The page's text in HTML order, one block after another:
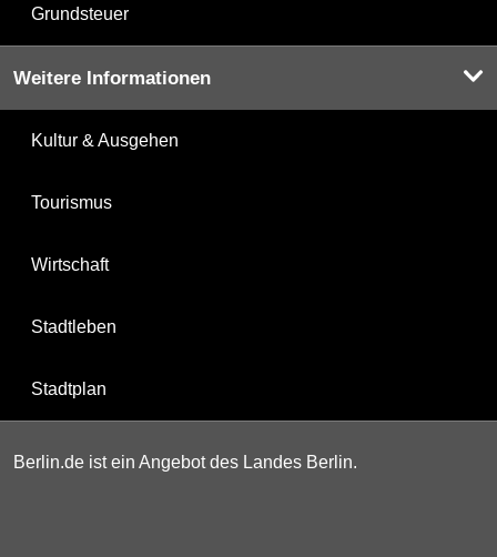
Grundsteuer
Weitere Informationen
Kultur & Ausgehen
Tourismus
Wirtschaft
Stadtleben
Stadtplan
Berlin.de ist ein Angebot des Landes Berlin.